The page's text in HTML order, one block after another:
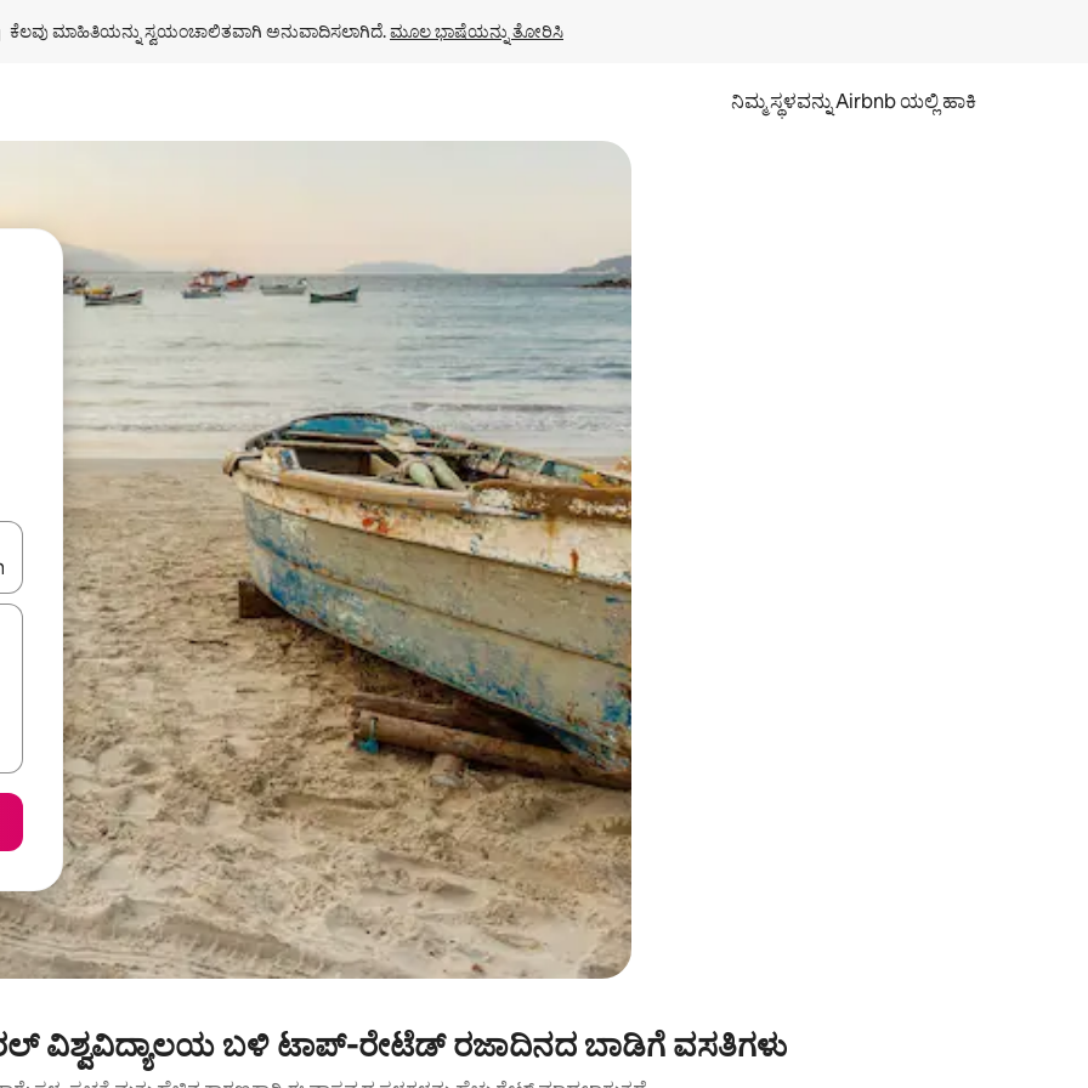
ಕೆಲವು ಮಾಹಿತಿಯನ್ನು ಸ್ವಯಂಚಾಲಿತವಾಗಿ ಅನುವಾದಿಸಲಾಗಿದೆ. ಮೂಲ ಭಾಷೆಯನ್ನು ತೋರಿಸಿ
ನಿಮ್ಮ ಸ್ಥಳವನ್ನು Airbnb ಯಲ್ಲಿ ಹಾಕಿ
ನ್ಯಾವಿಗೇಟ್ ಮಾಡಿ ಅಥವಾ ಸ್ಪರ್ಶ ಅಥವಾ ಸ್ವೈಪ್ ಗೆಸ್ಚರ್‌ಗಳ ಮೂಲಕ ಅನ್ವೇಷಿಸಿ.
ವಿಶ್ವವಿದ್ಯಾಲಯ ಬಳಿ ಟಾಪ್-ರೇಟೆಡ್ ರಜಾದಿನದ ಬಾಡಿಗೆ ವಸತಿಗಳು